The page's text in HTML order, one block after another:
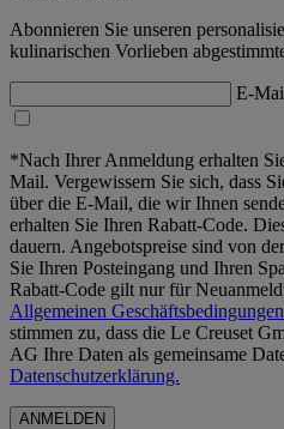
Abonnieren Sie unseren
kulinarischen Vorlieben
E-
*Nach Ihrer Anmeldung erhalten
Mail. Vergewissern Sie sich, dass
über die E-Mail, die wir Ihnen
erhalten Sie Ihren Rabatt-Code.
dauern. Angebotspreise sind von
Sie Ihren Posteingang und Ihren
Rabatt-Code gilt nur für
Allgemeinen
stimmen zu, dass die Le Creuset
AG Ihre Daten als gemeinsame
Datenschutzerklärung.